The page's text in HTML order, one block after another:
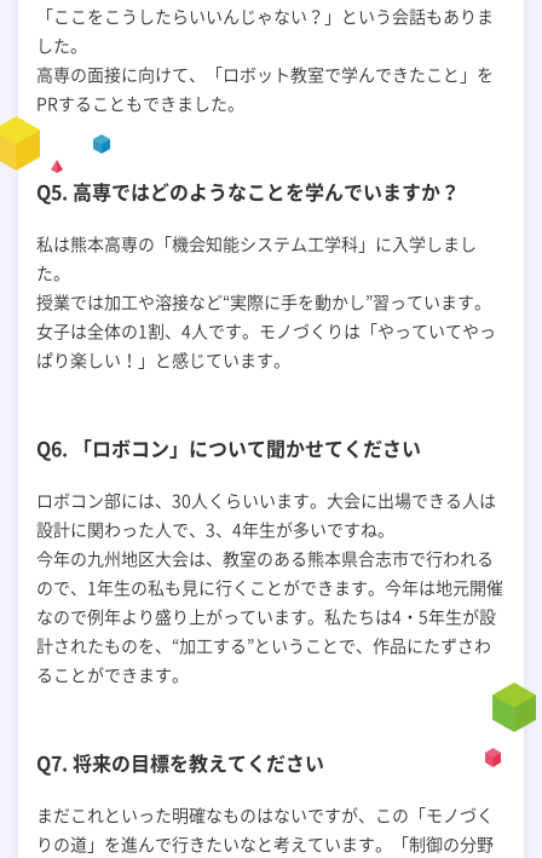
「ここをこうしたらいいんじゃない？」という会話もありま
した。
高専の面接に向けて、「ロボット教室で学んできたこと」を
PRすることもできました。
Q5. 高専ではどのようなことを学んでいますか？
私は熊本高専の「機会知能システム工学科」に入学しまし
た。
授業では加工や溶接など“実際に手を動かし”習っています。
女子は全体の1割、4人です。モノづくりは「やっていてやっ
ぱり楽しい！」と感じています。
Q6. 「ロボコン」について聞かせてください
ロボコン部には、30人くらいいます。大会に出場できる人は
設計に関わった人で、3、4年生が多いですね。
今年の九州地区大会は、教室のある熊本県合志市で行われる
ので、1年生の私も見に行くことができます。今年は地元開催
なので例年より盛り上がっています。私たちは4・5年生が設
計されたものを、“加工する”ということで、作品にたずさわ
ることができます。
Q7. 将来の目標を教えてください
まだこれといった明確なものはないですが、この「モノづく
りの道」を進んで行きたいなと考えています。「制御の分野